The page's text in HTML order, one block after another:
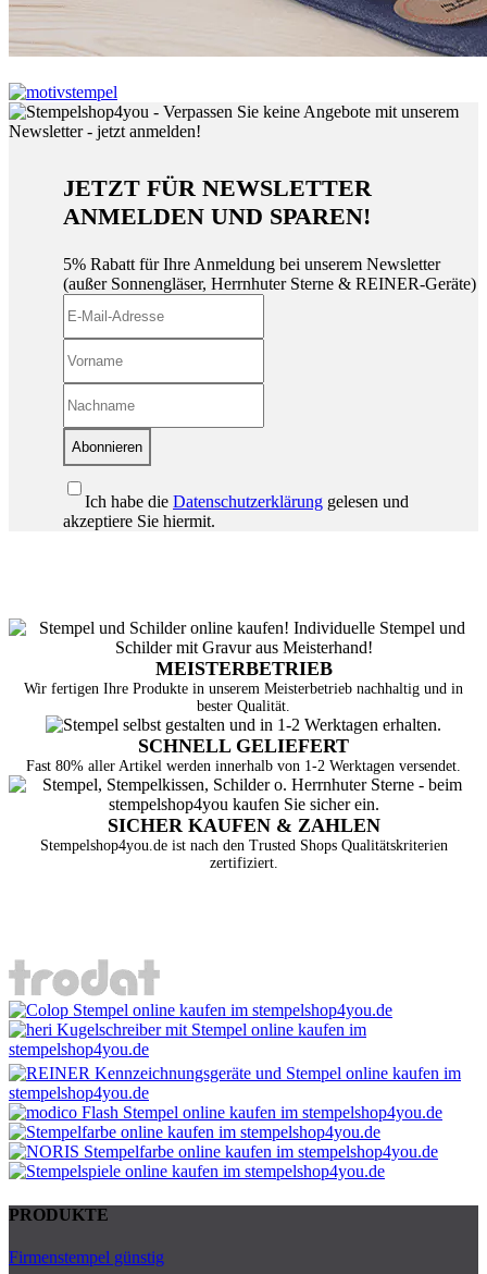
JETZT FÜR NEWSLETTER
ANMELDEN UND SPAREN!
5% Rabatt für Ihre Anmeldung bei unserem Newsletter
(außer Sonnengläser, Herrnhuter Sterne & REINER-Geräte)
Abonnieren
Ich habe die Datenschutzerklärung gelesen und
akzeptiere Sie hiermit.
MEISTERBETRIEB
Wir fertigen Ihre Produkte in unserem Meisterbetrieb nachhaltig und in
bester Qualität.
SCHNELL GELIEFERT
Fast 80% aller Artikel werden innerhalb von 1-2 Werktagen versendet.
SICHER KAUFEN & ZAHLEN
Stempelshop4you.de ist nach den Trusted Shops Qualitätskriterien
zertifiziert.
PRODUKTE
Firmenstempel günstig